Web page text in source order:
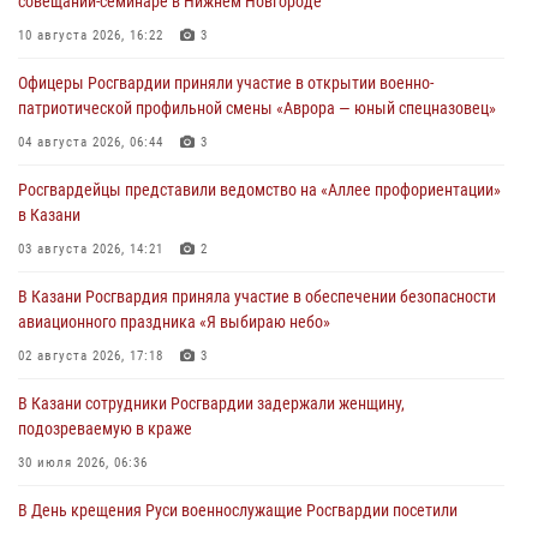
10 августа 2026, 16:22 3
Офицеры Росгвардии приняли участие в открытии военно-
патриотической профильной смены «Аврора — юный спецназовец»
04 августа 2026, 06:44 3
Росгвардейцы представили ведомство на «Аллее профориентации»
в Казани
03 августа 2026, 14:21 2
В Казани Росгвардия приняла участие в обеспечении безопасности
авиационного праздника «Я выбираю небо»
02 августа 2026, 17:18 3
В Казани сотрудники Росгвардии задержали женщину,
подозреваемую в краже
30 июля 2026, 06:36
В День крещения Руси военнослужащие Росгвардии посетили